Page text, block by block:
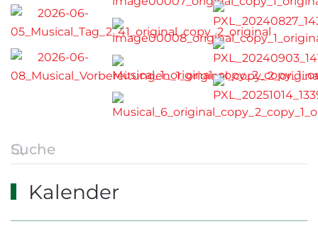
Kalender